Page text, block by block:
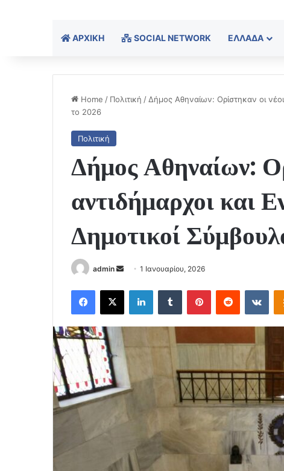
ΑΡΧΙΚΉ SOCIAL NETWORK ΕΛΛΆΔΑ
Home / Πολιτική / Δήμος Αθηναίων: Ορίστηκαν οι
το 2026
Πολιτική
Δήμος Αθηναίων:
αντιδήμαρχοι και
Δημοτικοί
admin
Send
email
1 Ιανουαρίου, 2026
Facebook
X LinkedInTumblr PinterestReddit